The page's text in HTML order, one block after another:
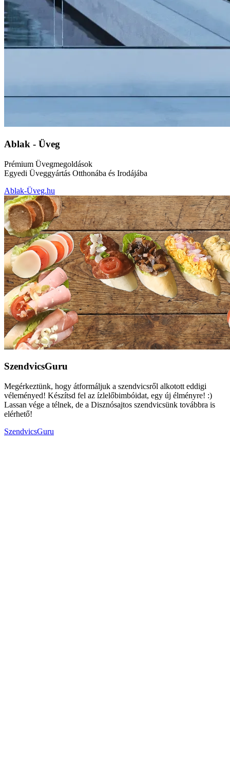
Ablak - Üveg
Prémium Üvegmegoldások
Egyedi Üveggyártás Otthonába és Irodájába
Ablak-Üveg.hu
SzendvicsGuru
Megérkeztünk, hogy átformáljuk a szendvicsről alkotott eddigi
véleményed! Készítsd fel az ízlelőbimbóidat, egy új élményre! :)
Lassan vége a télnek, de a Disznósajtos szendvicsünk továbbra is
elérhető!
SzendvicsGuru